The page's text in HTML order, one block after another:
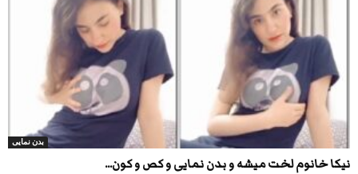
بدن نمایی
نیکا خانوم لخت میشه و بدن نمایی و کص و کون...